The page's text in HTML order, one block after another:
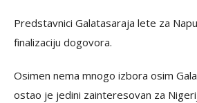
Predstavnici Galatasaraja lete za
finalizaciju dogovora.
Osimen nema mnogo izbora osim
ostao je jedini zainteresovan za